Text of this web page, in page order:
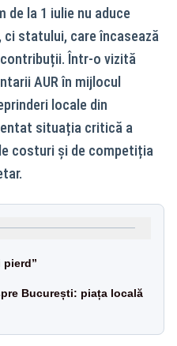
de la 1 iulie nu aduce
statului, care încasează
Într-o vizită
AUR în mijlocul
locale din
situația critică a
costuri și de competiția
pierd”
București: piața locală